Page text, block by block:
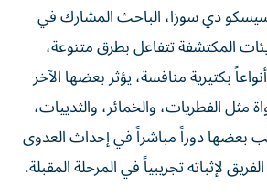
دي سوزا، الباحث المشارك في
المكتشفة تتفاعل بطرق متنوعة،
بكتيرية منافسة، يؤثر بعضها الآخر
مثل الفطريات، والخمائر، والثدييات،
بعضها دوراً مباشراً في إحداث العدوى
لإثباته تجريبياً في المرحلة المقبلة.